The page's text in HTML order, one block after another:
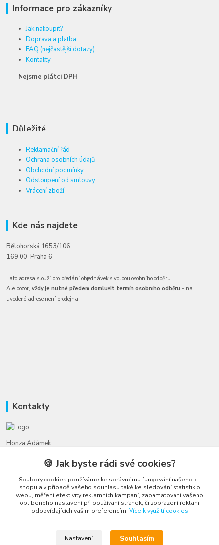
Informace pro zákazníky
Jak nakoupit?
Doprava a platba
FAQ (nejčastější dotazy)
Kontakty
Nejsme plátci DPH
Důležité
Reklamační řád
Ochrana osobních údajů
Obchodní podmínky
Odstoupení od smlouvy
Vrácení zboží
Kde nás najdete
Bělohorská 1653/106
169 00 Praha 6
Tato adresa slouží pro předání objednávek s volbou osobního odběru.
Ale pozor,vždy je nutné předem domluvit termín osobního odběru - na
uvedené adrese není prodejna!
Kontakty
Honza Adámek
(Po-Ne, 9-21 hod.)
honza@autahracky.cz
🍪 Jak byste rádi své cookies?
Soubory cookies používáme ke správnému fungování našeho e-
shopu a v případě vašeho souhlasu také ke sledování statistik o
webu, měření efektivity reklamních kampaní, zapamatování vašeho
oblíbeného nastavení při používání stránek, či zobrazení reklam
odpovídajících vašim preferencím. Více k využití cookies
Nastavení Souhlasím